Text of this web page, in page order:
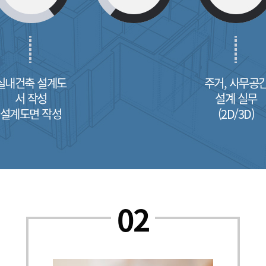
내건축 설계도
서 작성
설계도면 작성
주거, 사무공
설계 실무
(2D/3D)
02